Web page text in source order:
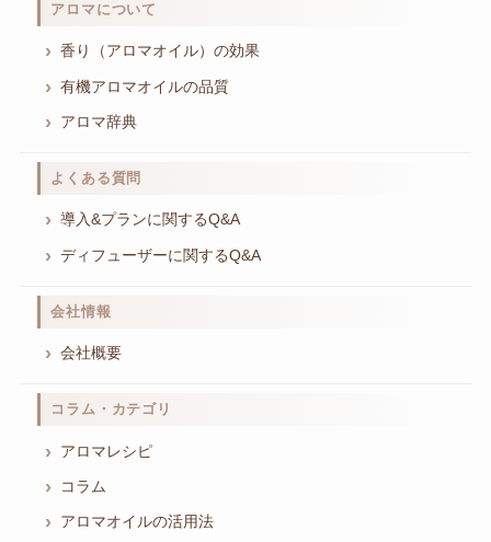
アロマについて
香り（アロマオイル）の効果
有機アロマオイルの品質
アロマ辞典
よくある質問
導入&プランに関するQ&A
ディフューザーに関するQ&A
会社情報
会社概要
コラム・カテゴリ
アロマレシピ
コラム
アロマオイルの活用法